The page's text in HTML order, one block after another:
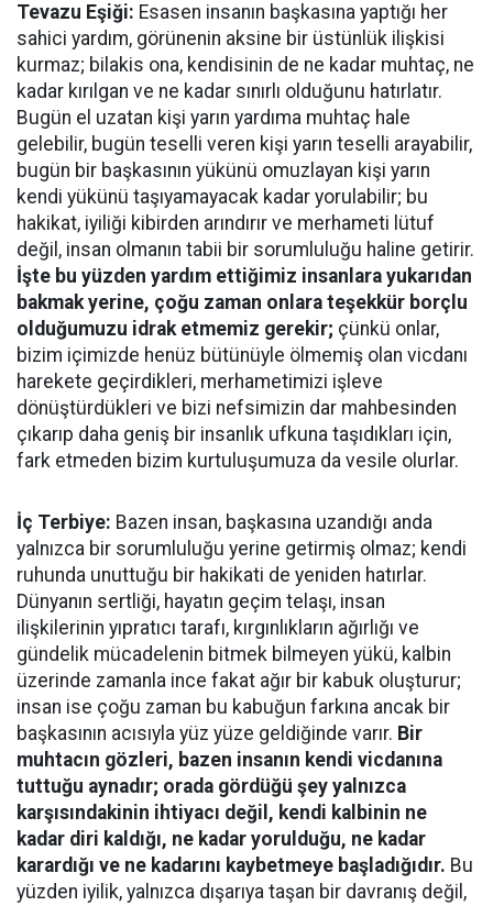
Tevazu Eşiği: Esasen insanın başkasına yaptığı her
sahici yardım, görünenin aksine bir üstünlük ilişkisi
kurmaz; bilakis ona, kendisinin de ne kadar muhtaç, ne
kadar kırılgan ve ne kadar sınırlı olduğunu hatırlatır.
Bugün el uzatan kişi yarın yardıma muhtaç hale
gelebilir, bugün teselli veren kişi yarın teselli arayabilir,
bugün bir başkasının yükünü omuzlayan kişi yarın
kendi yükünü taşıyamayacak kadar yorulabilir; bu
hakikat, iyiliği kibirden arındırır ve merhameti lütuf
değil, insan olmanın tabii bir sorumluluğu haline getirir.
İşte bu yüzden yardım ettiğimiz insanlara yukarıdan
bakmak yerine, çoğu zaman onlara teşekkür borçlu
olduğumuzu idrak etmemiz gerekir; çünkü onlar,
bizim içimizde henüz bütünüyle ölmemiş olan vicdanı
harekete geçirdikleri, merhametimizi işleve
dönüştürdükleri ve bizi nefsimizin dar mahbesinden
çıkarıp daha geniş bir insanlık ufkuna taşıdıkları için,
fark etmeden bizim kurtuluşumuza da vesile olurlar.
İç Terbiye: Bazen insan, başkasına uzandığı anda
yalnızca bir sorumluluğu yerine getirmiş olmaz; kendi
ruhunda unuttuğu bir hakikati de yeniden hatırlar.
Dünyanın sertliği, hayatın geçim telaşı, insan
ilişkilerinin yıpratıcı tarafı, kırgınlıkların ağırlığı ve
gündelik mücadelenin bitmek bilmeyen yükü, kalbin
üzerinde zamanla ince fakat ağır bir kabuk oluşturur;
insan ise çoğu zaman bu kabuğun farkına ancak bir
başkasının acısıyla yüz yüze geldiğinde varır. Bir
muhtacın gözleri, bazen insanın kendi vicdanına
tuttuğu aynadır; orada gördüğü şey yalnızca
karşısındakinin ihtiyacı değil, kendi kalbinin ne
kadar diri kaldığı, ne kadar yorulduğu, ne kadar
karardığı ve ne kadarını kaybetmeye başladığıdır. Bu
yüzden iyilik, yalnızca dışarıya taşan bir davranış değil,